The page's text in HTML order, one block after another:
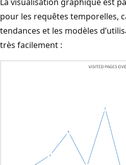
pour les requêtes temporelles,
tendances et les modèles
très facilement :